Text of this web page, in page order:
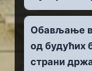
Обављање
од будућих
страни